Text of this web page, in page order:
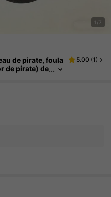
1/7
de pirate, foula
de pirate) de
prise de photos,
et les cadeaux
5.00 (1 )